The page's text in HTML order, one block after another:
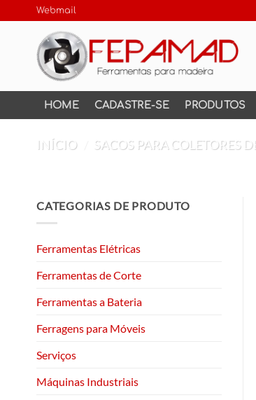
to
Webmail
HOME CADASTRE-SE PRODUTOS
INÍCIO SACOS PARA COLETORES
CATEGORIAS DE PRODUTO
Ferramentas Elétricas
Ferramentas de Corte
Ferramentas a Bateria
Ferragens para Móveis
Serviços
Máquinas Industriais